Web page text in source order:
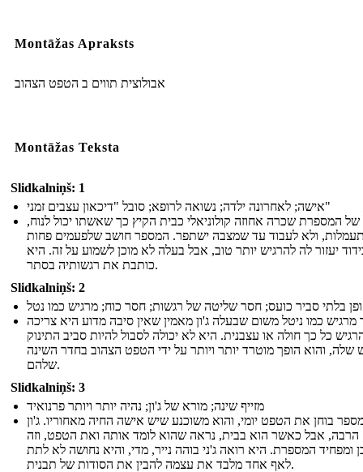
Montāžas Apraksts
אבולוצית תווים ב הטפט הצהוב
Montāžas Teksta
Slidkalniņš: 1
אישה; לאחרונה ילדה; נשואה לרופא; סובל "דיכאון עצבים זמני"
המספרת שכרה אחוזה קולוניאלי כבית הקיץ כך שאשתו יכול לנוח,
ולא לעבוד עד שמצבה ישתפר. המספר חושב שלפעמים פחות
יעזור לה להרגיש יותר טוב, אבל בעלה לא מוכן לשמוע על זה. היא
כותבת את רגשותיה בסתר.
Slidkalniņš: 2
בלתי סביר כועס; חסר שליטה של ​​רגשות; חסר כוח; מרגיש כמו נטל
כמו ניטל משום שבעלה ג'ון מאמין שאין סיבה מדוע היא צריכה
כל כך חולה או עצבנית. היא לא יכולה לסבול להיות סביב התינוק
שלה, והוא הופך מוטרד יותר ויותר על ידי הטפט הצהוב בחדר השינה
שלהם.
Slidkalniņš: 3
מזייף שינה; מורא של ג'ון; נהיה יותר ויותר פרנואיד
בוחן את הטפט יומי, והוא משוכנע שיש אישה החיה מאחוריו. ג'ון
הרבה, אבל כאשר הוא בבית, נראה שהוא לומד אותה ואת הטפט, וזה
ומפחיד המספרת. היא רואה ג'ני בוהה נייר, מדי, והיא נחושה לא לתת
לאף אחד מלבד את עצמה להבין את הסודות של תבנית.